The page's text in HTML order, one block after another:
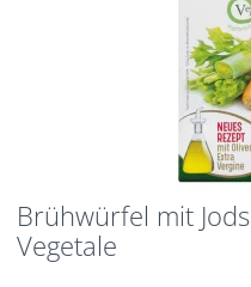
Brühwürfel mit
Vegetale